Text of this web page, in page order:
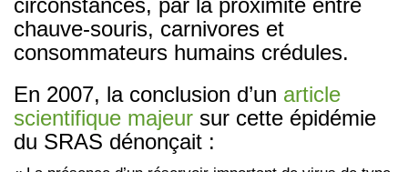
circonstances, par la proximité entre
chauve-souris, carnivores et
consommateurs humains crédules.
En 2007, la conclusion d’un article
scientifique majeur sur cette épidémie
du SRAS dénonçait :